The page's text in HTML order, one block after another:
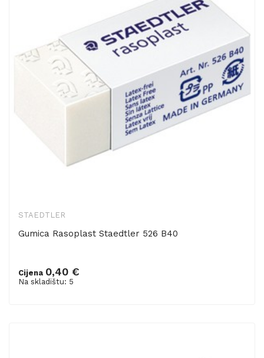
STAEDTLER
Gumica Rasoplast Staedtler 526 B40
Cijena 0,40 €
Na skladištu: 5
Dodaj u košaricu